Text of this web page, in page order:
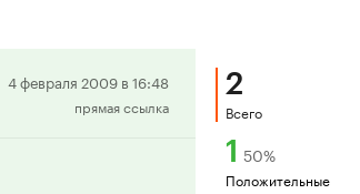
Положительная
рецензия
4 февраля 2009 в 16:48
прямая ссылка
2
Всего
1 50%
Положительные